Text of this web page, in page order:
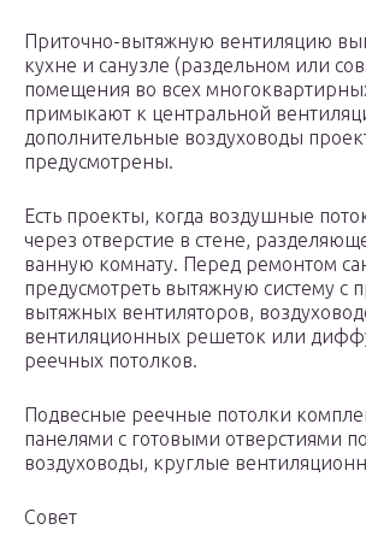
Приточно-вытяжную вентиляцию
кухне и санузле (раздельном или
помещения во всех
примыкают к центральной
дополнительные воздуховоды
предусмотрены.
Есть проекты, когда воздушные
через отверстие в стене,
ванную комнату. Перед ремонтом
предусмотреть вытяжную систему с
вытяжных вентиляторов,
вентиляционных решеток или
реечных потолков.
Подвесные реечные потолки
панелями с готовыми отверстиями
воздуховоды, круглые
Совет